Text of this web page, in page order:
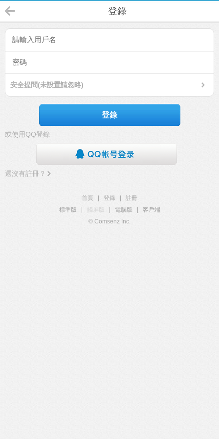
登錄
安全提問(未設置請忽略)
登錄
或使用QQ登錄
還沒有註冊？
首頁 登錄
註冊
標準版
觸屏版 電腦版
客戶端
© Comsenz Inc.